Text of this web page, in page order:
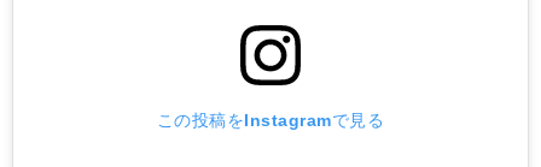
この投稿をInstagramで見る